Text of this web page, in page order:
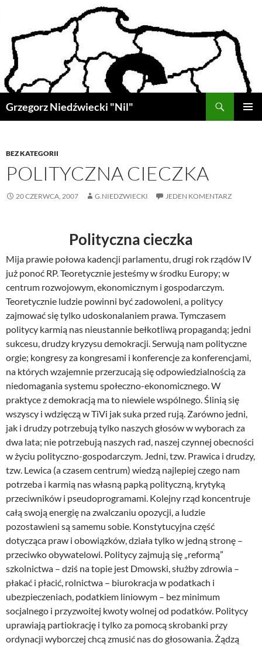
treści
Grzegorz Niedźwiecki "Nil"
BEZ KATEGORII
POLITYCZNA CIECZKA
20 CZERWCA, 2007 G.NIEDZWIECKI JEDEN KOMENTARZ
Polityczna cieczka
Mija prawie połowa kadencji parlamentu, drugi rok rządów IV
już ponoć RP. Teoretycznie jesteśmy w środku Europy; w
centrum rozwojowym, ekonomicznym i gospodarczym.
Teoretycznie ludzie powinni być zadowoleni, a politycy
zajmować się tylko udoskonalaniem prawa. Tymczasem
politycy karmią nas nieustannie bełkotliwą propagandą; jedni
sukcesu, drudzy kryzysu demokracji. Serwują nam polityczne
orgie; kongresy za kongresami i konferencje za konferencjami,
na których wzajemnie przerzucają się odpowiedzialnością za
niedomagania systemu społeczno-ekonomicznego. W
praktyce z demokracją ma to niewiele wspólnego. Ślinią się
wszyscy i wdzięczą w TiVi jak suka przed rują. Zarówno jedni,
jak i drudzy potrzebują tylko naszych głosów w wyborach za
dwa lata; nie potrzebują naszych rad, naszej czynnej obecności
w życiu polityczno-gospodarczym. Jedni, tzw. Prawica i drudzy,
tzw. Lewica (a czasem centrum) wiedzą najlepiej czego nam
potrzeba i karmią nas własną papką polityczną, krytyką
przeciwników i pseudoprogramami. Kolejny rząd koncentruje
całą swoją energię na zwalczaniu opozycji, a ludzie
pozostawieni są samemu sobie. Konstytucyjna część
dotycząca praw i obowiązków, działa tylko w jedną stronę –
przeciwko obywatelowi. Politycy zajmują się „reformą”
szkolnictwa – dziś na topie jest Dmowski, służby zdrowia –
płakać i płacić, rolnictwa – biurokracja w podatkach i
ubezpieczeniach, podatkiem liniowym – bez minimum
socjalnego i przyzwoitej kwoty wolnej od podatków. Politycy
uprawiają partiokrację i tylko za pomocą skrobanki przy
ordynacji wyborczej chcą zmusić nas do głosowania. Żądzą